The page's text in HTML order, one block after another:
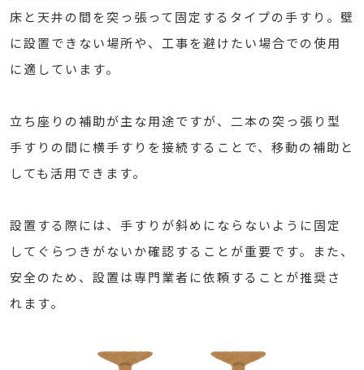
床と天井の間を突っ張って固定するタイプの手すり。壁
に設置できない場所や、工事を避けたい場合での使用
に適しています。
立ち座りの補助が主な用途ですが、二本の突っ張り型
手すりの間に横手すりを接続することで、移動の補助と
しても活用できます。
設置する際には、手すりが斜めにならないように固定
してぐらつきがないか確認することが重要です。また、
安全のため、設置は専門業者に依頼することが推奨さ
れます。